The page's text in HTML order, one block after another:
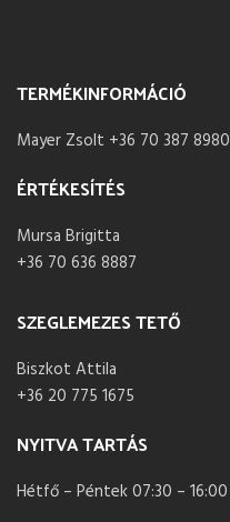
TERMÉKINFORMÁCIÓ
Mayer Zsolt +36 70 387 8980
ÉRTÉKESÍTÉS
Mursa Brigitta
+36 70 636 8887
SZEGLEMEZES TETŐ
Biszkot Attila
+36 20 775 1675
NYITVA TARTÁS
Hétfő – Péntek 07:30 – 16:00